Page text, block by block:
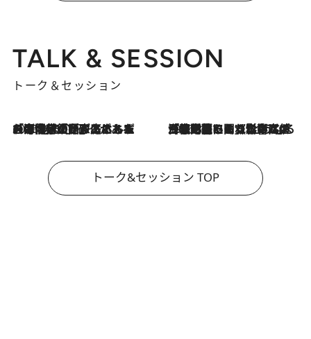
TALK & SESSION
トーク＆セッション
2026.8.3
「今後値上げがあるとすれば…」「リスクがあるのは今年の冬」エネルギー専門家が語る、ホルムズ海峡封鎖が家庭にもたらす“ある心配” 2026.8.3
「住宅建てられない…」「サーチャージ料の高値が続いている」ホルムズ海峡封鎖による影響はいつまで続く？《エネルギー専門家に聞く“どうなる日本の暮らし”》
トーク&セッション TOP